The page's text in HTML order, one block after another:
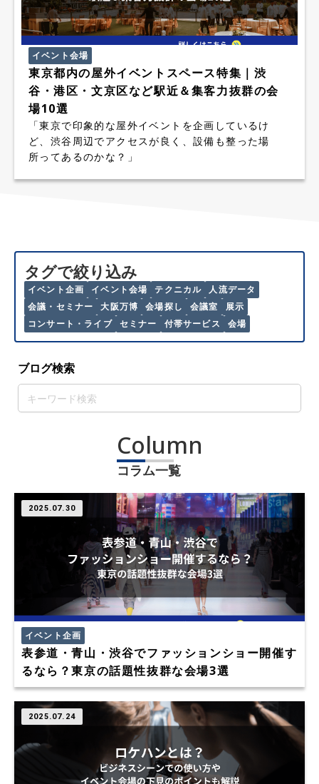
イベント会場
東京都内の屋外イベントスペース特集｜渋
谷・港区・文京区など駅近＆集客力抜群の会
場10選
「東京で印象的な屋外イベントを企画しているけ
ど、渋谷周辺でアクセスが良く、設備も整った場
所ってあるのかな？」
タグで絞り込み
イベント企画 イベント会場 テクニカル
人流データ
会議・セミナー
大阪万博 会場探し 会議室
展示
コンサート・ライブ セミナー 付帯サービス 会場
ブログ検索
Column
コラム一覧
2025.07.30
イベント企画
表参道・青山・渋谷でファッションショー開催す
るなら？東京の話題性抜群な会場3選
2025.07.24